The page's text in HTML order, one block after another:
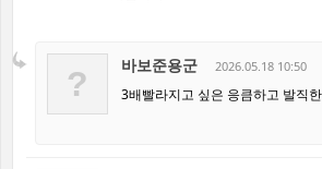
? 바보준용군 2026.05.18 10:50
3배빨라지고 싶은 응큼하고 발직